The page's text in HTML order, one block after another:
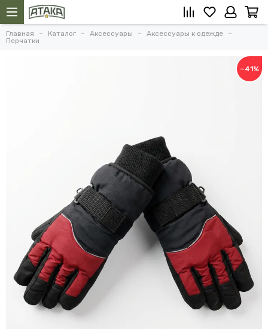
Главная Каталог Аксессуары
Аксессуары к одежде
Перчатки
−41%